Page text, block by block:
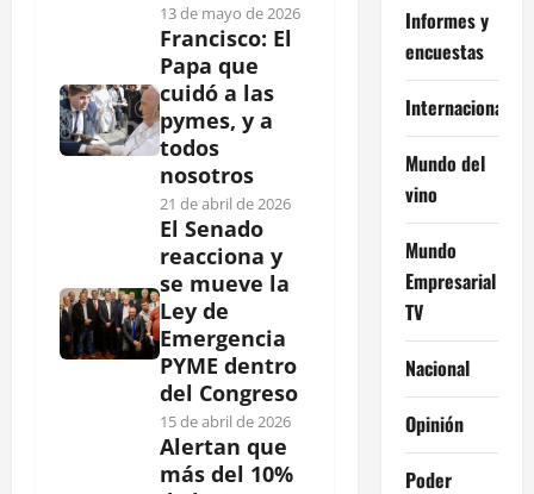
13 de mayo de 2026
Francisco: El
Papa que
cuidó a las
pymes, y a
todos
nosotros
21 de abril de 2026
El Senado
reacciona y
se mueve la
Ley de
Emergencia
PYME dentro
del Congreso
15 de abril de 2026
Alertan que
más del 10%
Informes y
encuestas
Internacional
Mundo del
vino
Mundo
Empresarial
TV
Nacional
Opinión
Poder